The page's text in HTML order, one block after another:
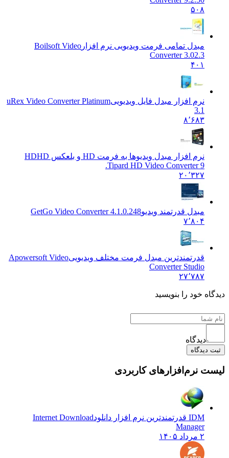
مبدل تمامی فرمت ویدیویی نرم افزار Boilsoft Video
Converter 3.02.3
نرم افزار مبدل فایل ویدیوییuRex Video Converter Platinum
۸٬۶۸۳
نرم افزار مبدل ویدیوها به فرمت HD و بلعکس HD
HD
Tipard HD Video Converter 9.
۲۰٬۳۲۷
مبدل قدرتمند ویدیو GetGo Video Converter 4.1.0.248
۷٬۸۰۴
قدرتمندترین مبدل فرمت مختلف ویدیوییApowersoft Video
Converter Studio
۲۷٬۷۸۷
خود را بنویسید
دیدگاه
نرم‌افزارهای کاربردی
Internet Download
Manager